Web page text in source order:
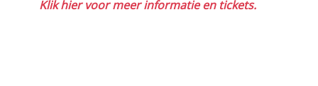
Klik hier voor meer informatie en tickets.